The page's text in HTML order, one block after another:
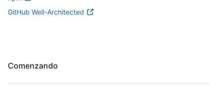
GitHub Well-Architected
Comenzando